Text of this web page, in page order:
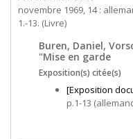
novembre 1969, 14 :
1.-13. (Livre)
Buren, Daniel,
"Mise en garde
Exposition(s) citée(s)
[Exposition
p.1-13